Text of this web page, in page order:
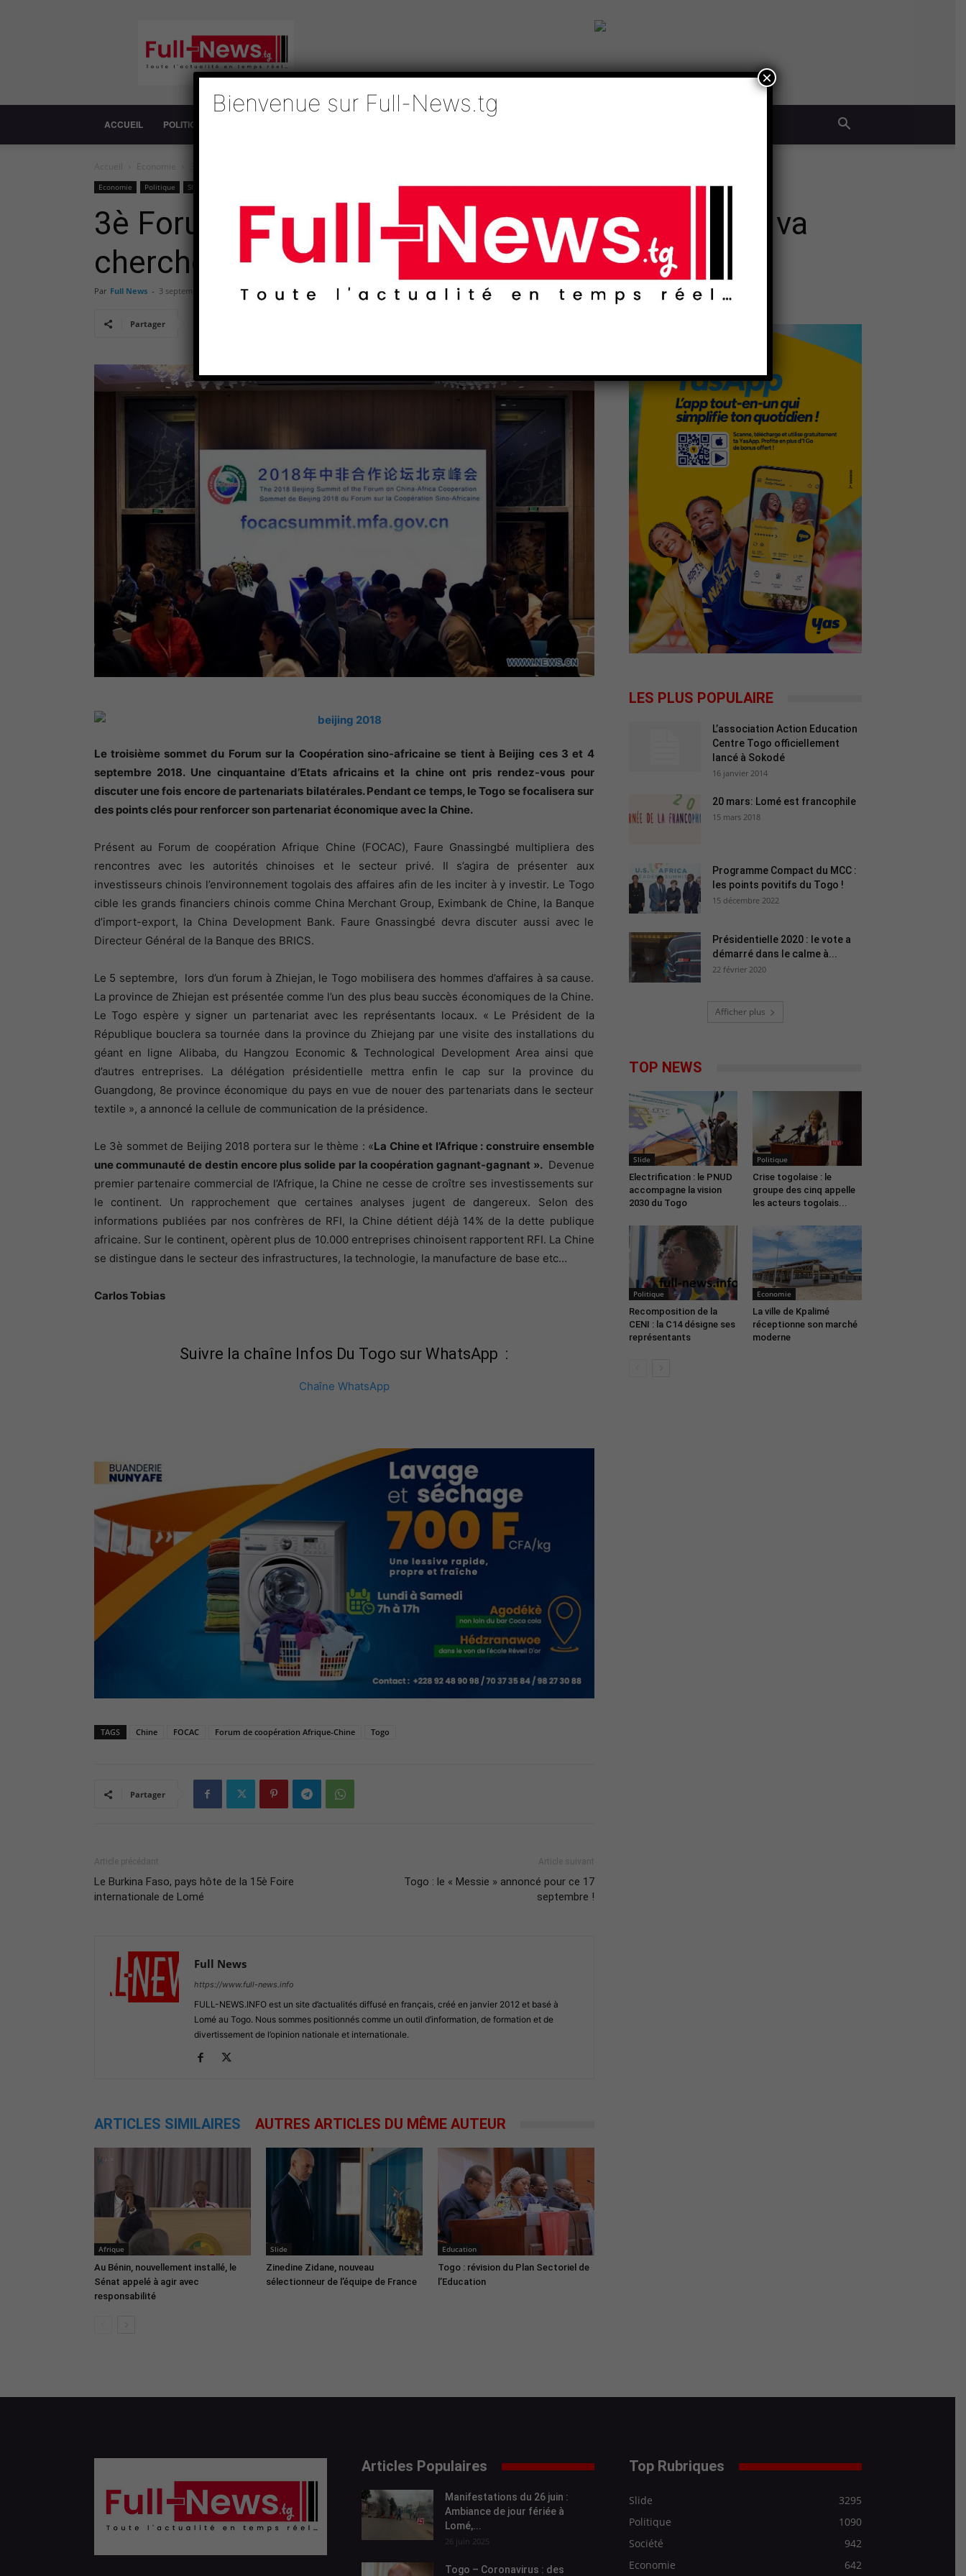
News
ACCUEIL POLITIQUE
Accueil Economie
Economie Politique Slide
3è Forum de coopération Afrique-Chine : ce que va
chercher le Togo
Par Full News - 3 septembre 2018
Partager
Le troisième sommet du Forum sur la Coopération sino-africaine se tient à Beijing ces 3 et 4
septembre 2018. Une cinquantaine d’Etats africains et la chine ont pris rendez-vous pour
discuter une fois encore de partenariats bilatérales. Pendant ce temps, le Togo se focalisera sur
des points clés pour renforcer son partenariat économique avec la Chine.
Présent au Forum de coopération Afrique Chine (FOCAC), Faure Gnassingbé multipliera des
rencontres avec les autorités chinoises et le secteur privé. Il s’agira de présenter aux
investisseurs chinois l’environnement togolais des affaires afin de les inciter à y investir. Le Togo
cible les grands financiers chinois comme China Merchant Group, Eximbank de Chine, la Banque
d’import-export, la China Development Bank. Faure Gnassingbé devra discuter aussi avec le
Directeur Général de la Banque des BRICS.
Le 5 septembre, lors d’un forum à Zhiejan, le Togo mobilisera des hommes d’affaires à sa cause.
La province de Zhiejan est présentée comme l’un des plus beau succès économiques de la Chine.
Le Togo espère y signer un partenariat avec les représentants locaux. « Le Président de la
République bouclera sa tournée dans la province du Zhiejang par une visite des installations du
géant en ligne Alibaba, du Hangzou Economic & Technological Development Area ainsi que
d’autres entreprises. La délégation présidentielle mettra enfin le cap sur la province du
Guangdong, 8e province économique du pays en vue de nouer des partenariats dans le secteur
textile », a annoncé la cellule de communication de la présidence.
Le 3è sommet de Beijing 2018 portera sur le thème : «La Chine et l’Afrique : construire ensemble
une communauté de destin encore plus solide par la coopération gagnant-gagnant ». Devenue
premier partenaire commercial de l’Afrique, la Chine ne cesse de croître ses investissements sur
le continent. Un rapprochement que certaines analyses jugent de dangereux. Selon des
informations publiées par nos confrères de RFI, la Chine détient déjà 14% de la dette publique
africaine. Sur le continent, opèrent plus de 10.000 entreprises chinoisent rapportent RFI. La Chine
se distingue dans le secteur des infrastructures, la technologie, la manufacture de base etc…
Carlos Tobias
Suivre la chaîne Infos Du Togo sur WhatsApp :
Chaîne WhatsApp
TAGS Chine FOCAC Forum de coopération Afrique-Chine Togo
Partager
Article précédant
Le Burkina Faso, pays hôte de la 15è Foire
internationale de Lomé
Article suivant
Togo : le « Messie » annoncé pour ce 17
septembre !
Full News
https://www.full-news.info
FULL-NEWS.INFO est un site d’actualités diffusé en français, créé en janvier 2012 et basé à
Lomé au Togo. Nous sommes positionnés comme un outil d’information, de formation et de
divertissement de l’opinion nationale et internationale.
ARTICLES SIMILAIRES AUTRES ARTICLES DU MÊME AUTEUR
Afrique
Au Bénin, nouvellement installé, le
Sénat appelé à agir avec
responsabilité
Slide
Zinedine Zidane, nouveau
sélectionneur de l’équipe de France
Education
Togo : révision du Plan Sectoriel de
l’Education
LES PLUS POPULAIRE
L’association Action Education
Centre Togo officiellement
lancé à Sokodé
16 janvier 2014
20 mars: Lomé est francophile
15 mars 2018
Programme Compact du MCC :
les points povitifs du Togo !
15 décembre 2022
Présidentielle 2020 : le vote a
démarré dans le calme à...
22 février 2020
Afficher plus
TOP NEWS
Slide
Electrification : le PNUD
accompagne la vision
2030 du Togo
Politique
Crise togolaise : le
groupe des cinq appelle
les acteurs togolais...
Politique
Recomposition de la
CENI : la C14 désigne ses
représentants
Economie
La ville de Kpalimé
réceptionne son marché
moderne
Articles Populaires
Manifestations du 26 juin :
Ambiance de jour fériée à
Lomé,...
26 juin 2025
Togo – Coronavirus : des
Top Rubriques
Slide
3295
Politique
1090
Société
942
Economie
642
Bienvenue sur Full-News.tg
×